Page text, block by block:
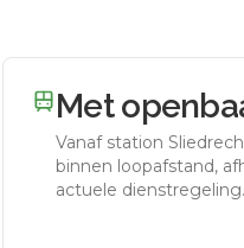
Met
Vanaf station
binnen loopafstand,
actuele dienstregeling.